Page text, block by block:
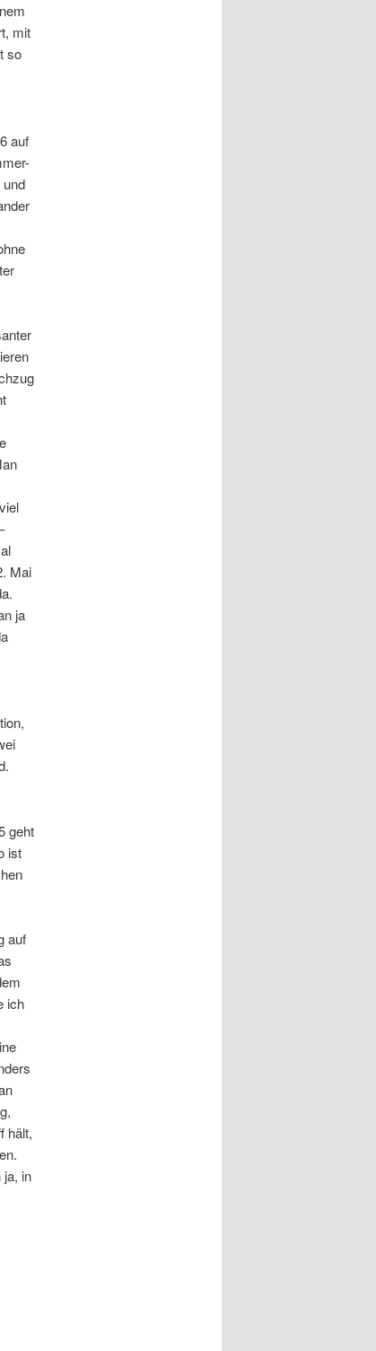
mit
so
auf
Mai
ja
geht
ist
auf
ich
hält,
in